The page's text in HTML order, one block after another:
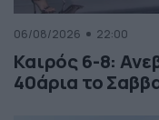
06/08/2026 22:00
Καιρός 6-8:
40άρια το